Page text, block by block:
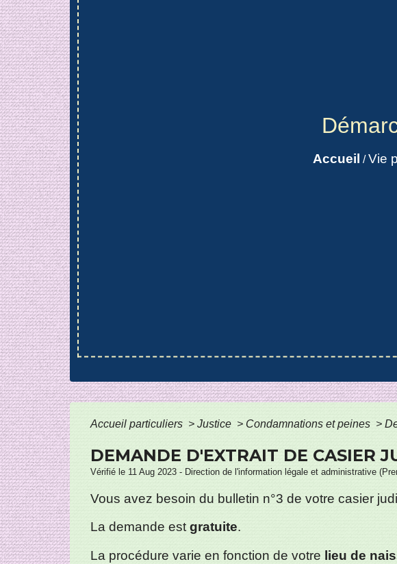
Accueil /Vie
Accueil particuliers > Justice > Condamnations et peines >
DEMANDE D'EXTRAIT DE CASIER
Vérifié le 11 Aug 2023 - Direction de l'information légale et administrative
Vous avez besoin du bulletin n°3 de votre casier
La demande estgratuite.
La procédure varie en fonction de votre lieu de